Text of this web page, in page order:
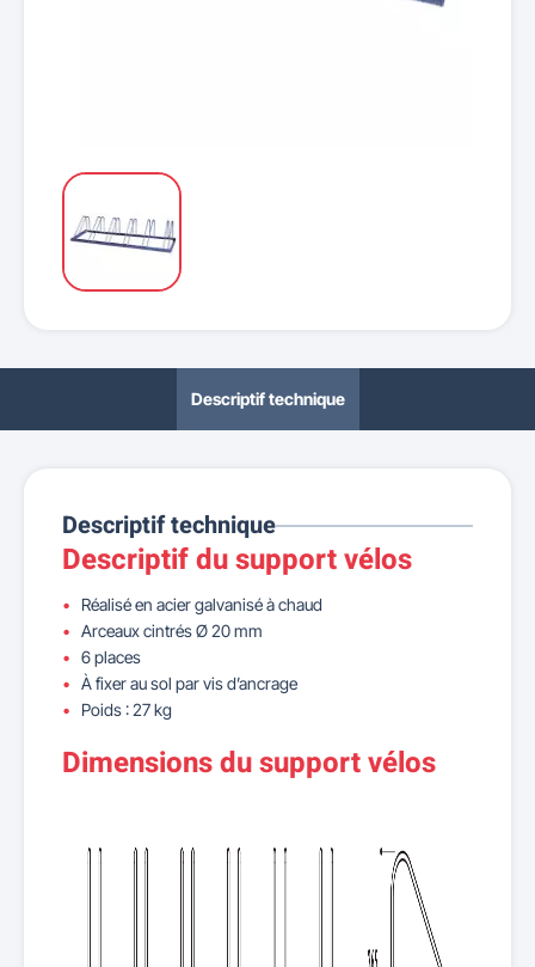
Descriptif technique
Descriptif technique
Descriptif du support vélos
Réalisé en acier galvanisé à chaud
Arceaux cintrés Ø 20 mm
6 places
À fixer au sol par vis d’ancrage
Poids : 27 kg
Dimensions du support vélos